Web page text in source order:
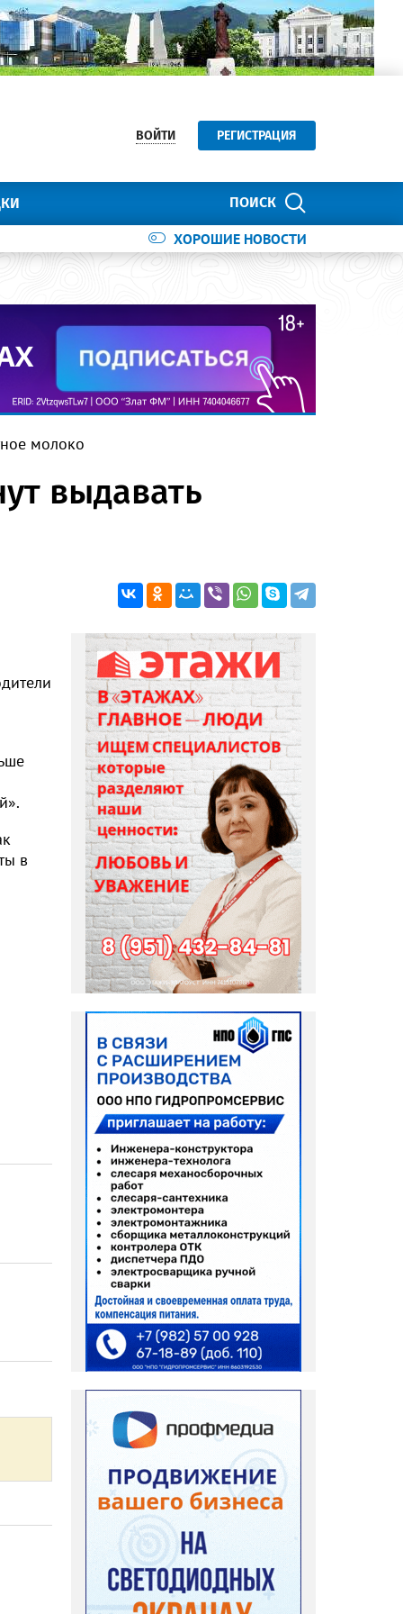
ВОЙТИ РЕГИСТРАЦИЯ
ПОИСК
ХОРОШИЕ НОВОСТИ
молоко
выдавать
в